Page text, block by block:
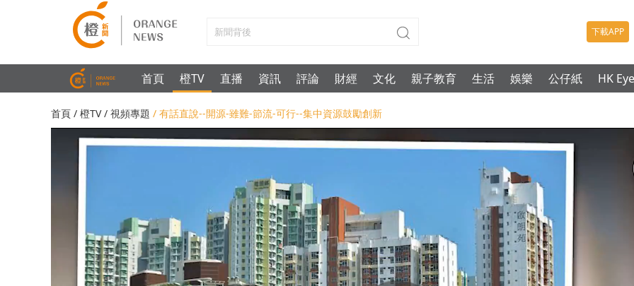
下載APP
首頁 橙TV 直播 資訊 評論 財經 文化 親子教育 生活 娛樂 公仔紙 HK Eye
首頁 / 橙TV/ 視頻專題 / 有話直說--開源-雖難-節流-可行--集中資源鼓勵創新